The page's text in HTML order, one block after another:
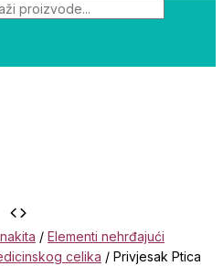
/ Elementi nehrđajući
celika / Privjesak Ptica